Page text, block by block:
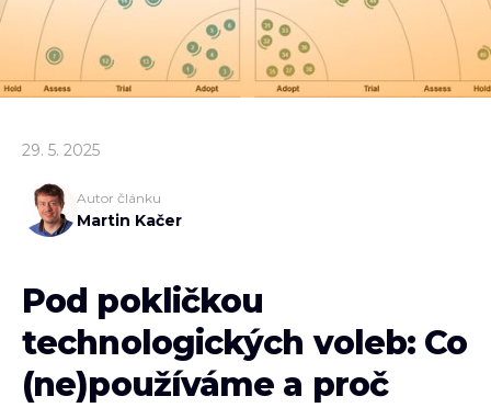
29. 5. 2025
Autor článku
Martin Kačer
Pod pokličkou
technologických voleb: Co
(ne)používáme a proč